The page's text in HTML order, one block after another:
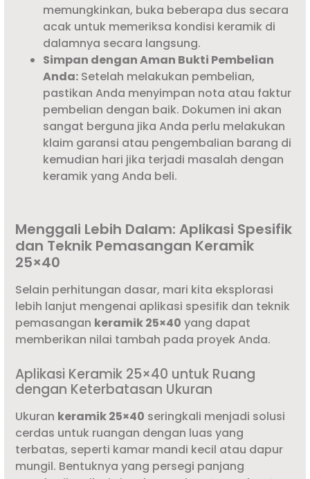
memungkinkan, buka beberapa dus secara
acak untuk memeriksa kondisi keramik di
dalamnya secara langsung.
Simpan dengan Aman Bukti Pembelian
Anda: Setelah melakukan pembelian,
pastikan Anda menyimpan nota atau faktur
pembelian dengan baik. Dokumen ini akan
sangat berguna jika Anda perlu melakukan
klaim garansi atau pengembalian barang di
kemudian hari jika terjadi masalah dengan
keramik yang Anda beli.
Menggali Lebih Dalam: Aplikasi Spesifik
dan Teknik Pemasangan Keramik
25×40
Selain perhitungan dasar, mari kita eksplorasi
lebih lanjut mengenai aplikasi spesifik dan teknik
pemasangan keramik 25×40 yang dapat
memberikan nilai tambah pada proyek Anda.
Aplikasi Keramik 25×40 untuk Ruang
dengan Keterbatasan Ukuran
Ukuran keramik 25×40 seringkali menjadi solusi
cerdas untuk ruangan dengan luas yang
terbatas, seperti kamar mandi kecil atau dapur
mungil. Bentuknya yang persegi panjang